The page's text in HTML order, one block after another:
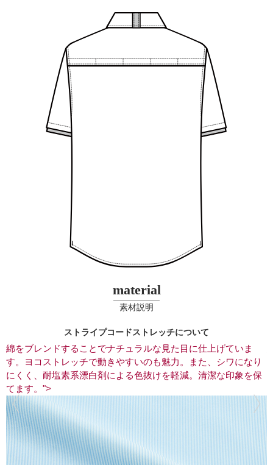
プライバシーポリシーを確認しました。
material
素材説明
ストライプコードストレッチについて
綿をブレンドすることでナチュラルな見た目に仕上げていま
す。
ヨコストレッチで動きやすいのも魅力。
また、シワになり
にくく、耐塩素系漂白剤による色抜けを軽減。 清潔な印象を保
てます。 ">